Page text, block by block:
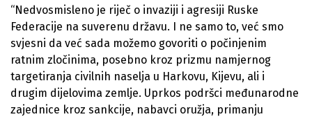
“Nedvosmisleno je riječ o invaziji i agresiji Ruske
Federacije na suverenu državu. I ne samo to, već smo
svjesni da već sada možemo govoriti o počinjenim
ratnim zločinima, posebno kroz prizmu namjernog
targetiranja civilnih naselja u Harkovu, Kijevu, ali i
drugim dijelovima zemlje. Uprkos podršci međunarodne
zajednice kroz sankcije, nabavci oružja, primanju